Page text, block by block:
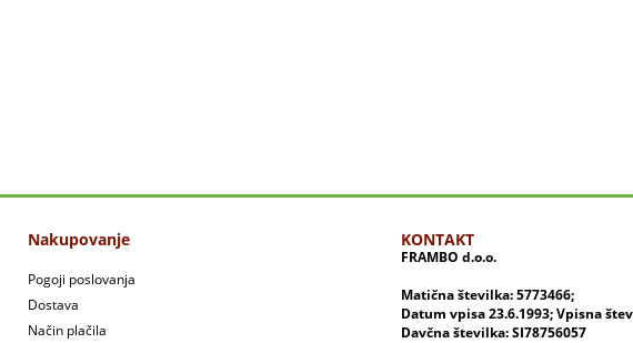
Nakupovanje
Pogoji poslovanja
Dostava
Način plačila
KONTAKT
FRAMBO d.o.o.
Matična številka: 5773466;
Datum vpisa 23.6.1993; Vpisna
Davčna številka: SI78756057